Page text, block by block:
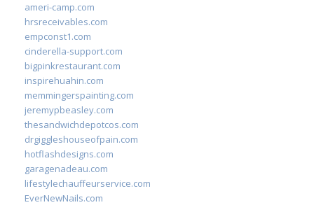
ameri-camp.com
hrsreceivables.com
empconst1.com
cinderella-support.com
bigpinkrestaurant.com
inspirehuahin.com
memmingerspainting.com
jeremypbeasley.com
thesandwichdepotcos.com
drgiggleshouseofpain.com
hotflashdesigns.com
garagenadeau.com
lifestylechauffeurservice.com
EverNewNails.com